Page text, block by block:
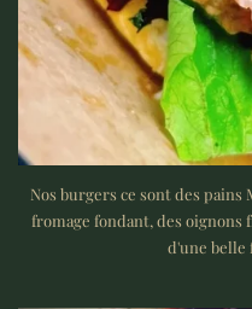
Nos burgers ce sont des pains
fromage fondant, des oignons
d'une belle